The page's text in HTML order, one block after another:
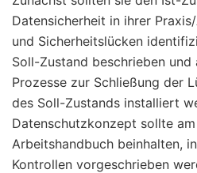
Datensicherheit in ihrer
und Sicherheitslücken
Soll-Zustand beschrieben
Prozesse zur Schließung der
des Soll-Zustands installiert
Datenschutzkonzept sollte
Arbeitshandbuch beinhalten,
Kontrollen vorgeschrieben